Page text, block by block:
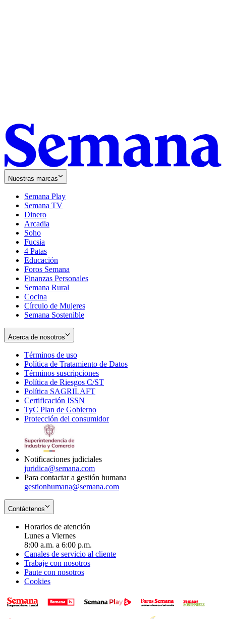
Nuestras marcas
Semana Play
Semana TV
Dinero
Arcadia
Soho
in
new
window
Fucsia
in
new
window
4 Patas
Educación
Foros Semana
Finanzas Personales
Semana Rural
Cocina
Círculo de Mujeres
Semana Sostenible
Acerca de nosotros
Términos de uso
in
new
window
Política de Tratamiento de Datos
Términos suscripciones
in
Política de Riesgos C/ST
Política SAGRILAFT
new
window
Certificación ISSN
in
new
TyC Plan de Gobierno
in
Protección del consumidorOpens
Notificaciones judiciales
juridica@semana.com
Para contactar a gestión humana
gestionhumana@semana.com
Contáctenos
Horarios de atención
Lunes a Viernes
8:00 a.m. a 6:00 p.m.
Canales de servicio al cliente
Trabaje con nosotros
Paute con nosotros
Cookies